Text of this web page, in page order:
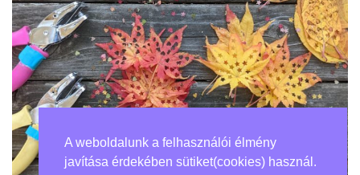
A weboldalunk a felhasználói élmény
javítása érdekében sütiket(cookies) használ.